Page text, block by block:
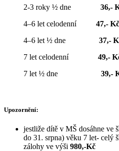
2-3 roky ½ dne
36,-
4–6 let celodenní 47,- Kč
4–6 let ½ dne 37,-
7 let celodenní 49,-
7 let ½ dne 39,-
Upozornění:
jestliže dítě v MŠ dosáhne ve
do 31. srpna) věku 7 let- celý
zálohy ve výši 980,-Kč